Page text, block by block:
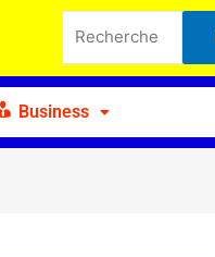
pour :
Business